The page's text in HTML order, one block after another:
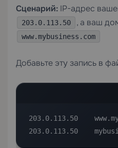
Сценарий: IP-адрес
203.0.113.50 , а ваш
www.mybusiness.com
Добавьте эту запись в
203.0.113.50
203.0.113.50